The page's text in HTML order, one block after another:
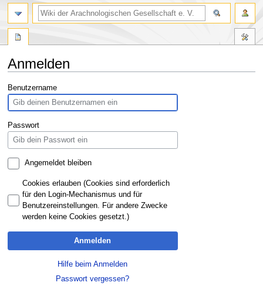
Anmelden
Zur
Navigation
springen
Zur
Suche
springen
Benutzername
Passwort
Angemeldet bleiben
Cookies erlauben (Cookies sind erforderlich
für den Login-Mechanismus und für
Benutzereinstellungen. Für andere Zwecke
werden keine Cookies gesetzt.)
Anmelden
Hilfe beim Anmelden
Passwort vergessen?